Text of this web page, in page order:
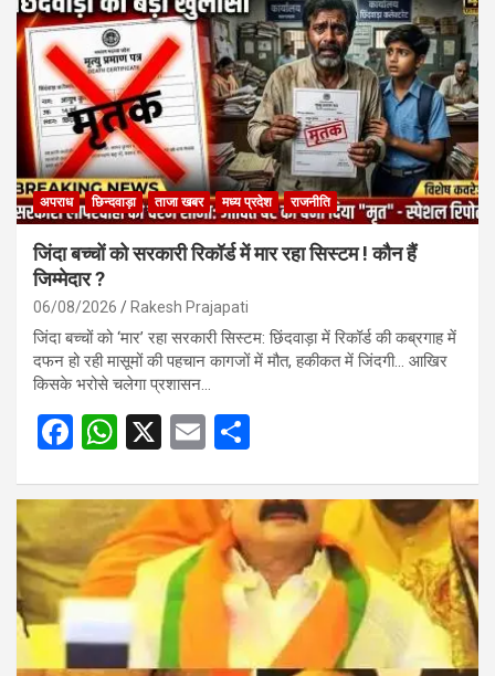
अपराध छिन्दवाड़ा ताजा खबर मध्य प्रदेश राजनीति
जिंदा बच्चों को सरकारी रिकॉर्ड में मार रहा सिस्टम ! कौन हैं
जिम्मेदार ?
06/08/2026 Rakesh Prajapati
जिंदा बच्चों को ‘मार’ रहा सरकारी सिस्टम: छिंदवाड़ा में रिकॉर्ड की कब्रगाह में
दफन हो रही मासूमों की पहचान कागजों में मौत, हकीकत में जिंदगी… आखिर
किसके भरोसे चलेगा प्रशासन…
F
ce
b
o
o
k
W
at
s
A
p
p
X
E
ail ar
e